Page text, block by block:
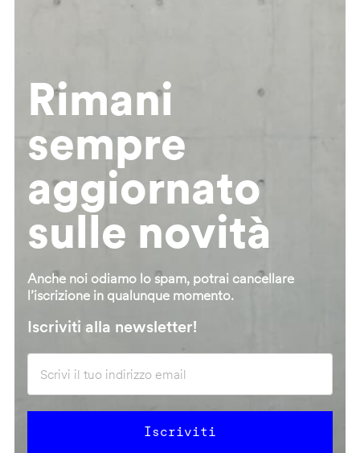
Rimani
sempre
aggiornato
sulle novità
Anche noi odiamo lo spam, potrai cancellare
l’iscrizione in qualunque momento.
Iscriviti alla newsletter!